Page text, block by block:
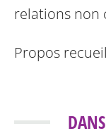
relations non
Propos